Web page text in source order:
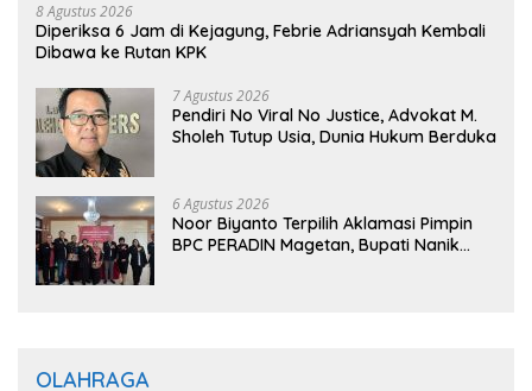
8 Agustus 2026
Diperiksa 6 Jam di Kejagung, Febrie Adriansyah Kembali
Dibawa ke Rutan KPK
7 Agustus 2026
Pendiri No Viral No Justice, Advokat M.
Sholeh Tutup Usia, Dunia Hukum Berduka
6 Agustus 2026
Noor Biyanto Terpilih Aklamasi Pimpin
BPC PERADIN Magetan, Bupati Nanik
OLAHRAGA